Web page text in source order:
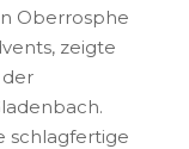
Oberrosphe
zeigte
der
schlagfertige